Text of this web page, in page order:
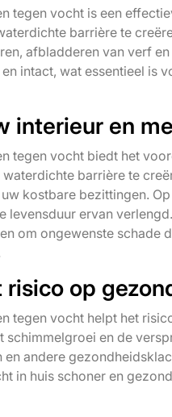
tegen vocht is een
barrière te
afbladderen van verf
intact, wat essentieel is
interieur en
tegen vocht biedt het
barrière te
kostbare bezittingen.
levensduur ervan
om ongewenste
op
tegen vocht helpt het
schimmelgroei en de
andere
in huis schoner en